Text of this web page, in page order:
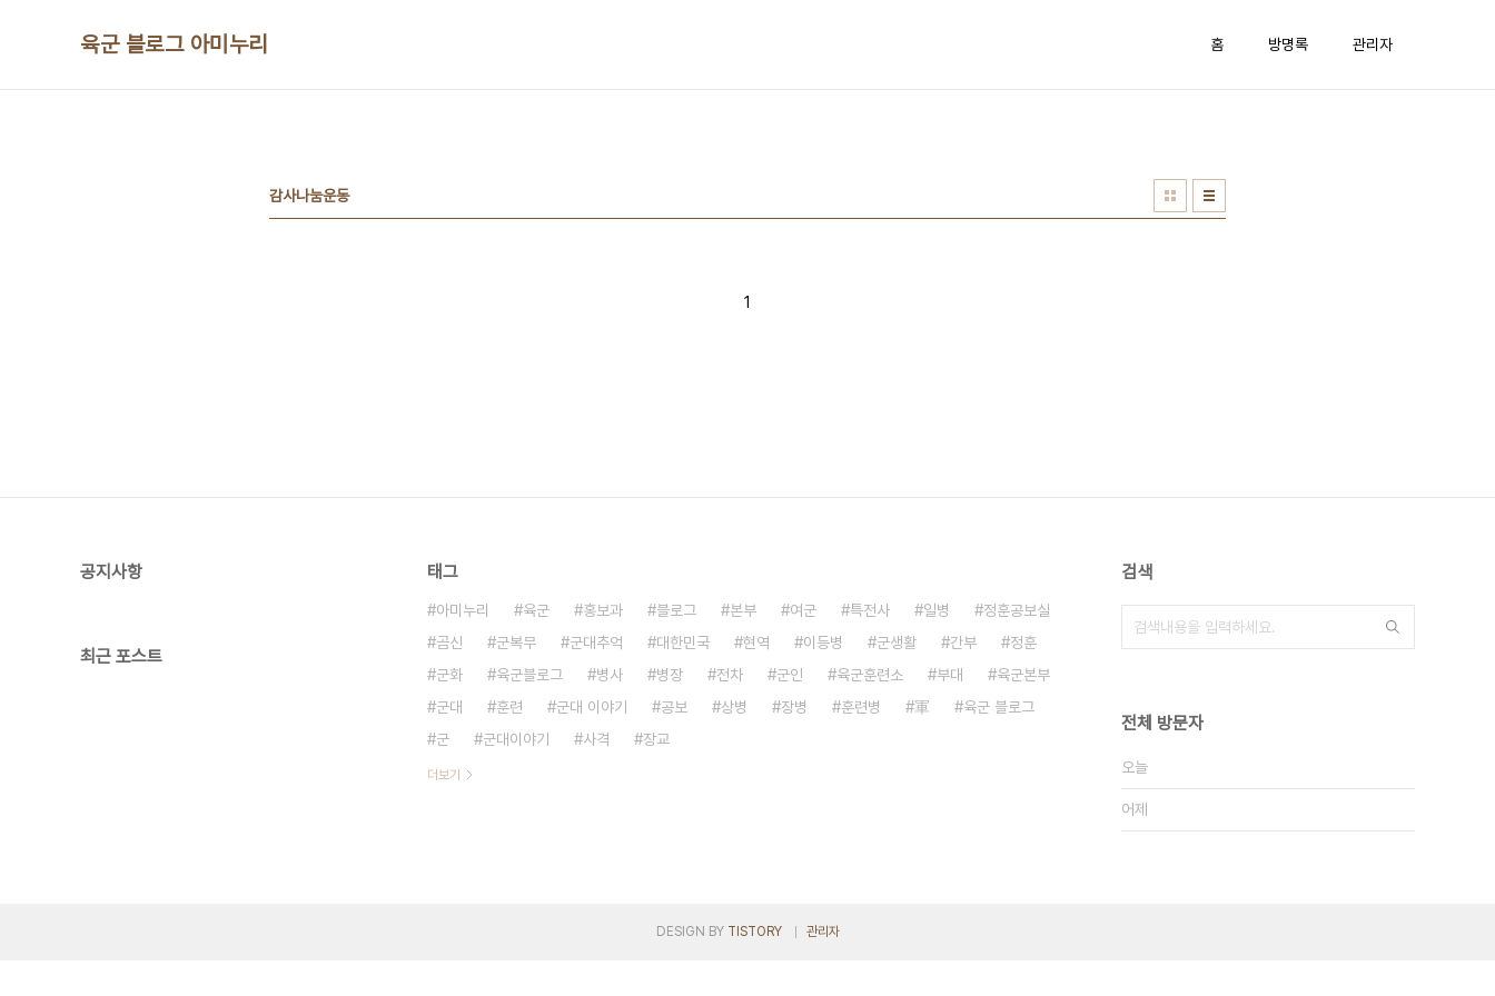
육군 블로그 아미누리 홈 방명록 관리자
감사나눔운동
1
공지사항
최근 포스트
태그
아미누리 육군 홍보과 블로그 본부 여군 특전사 일병
정훈공보실
곰신
군복무 군대추억 대한민국 현역 이등병 군생활 간부
정훈
군화
육군블로그 병사 병장 전차 군인 육군훈련소 부대
육군본부
군대
훈련 군대 이야기 공보 상병 장병 훈련병 軍
육군 블로그
군
군대이야기 사격 장교
더보기
검색
전체 방문자
오늘
어제
DESIGN BY TISTORY 관리자